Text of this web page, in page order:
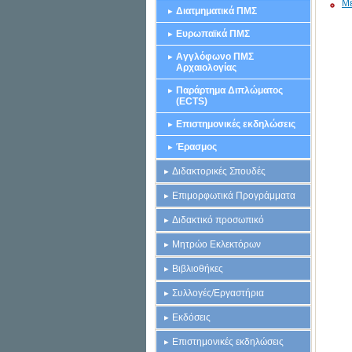
Διατμηματικά ΠΜΣ
Ευρωπαϊκά ΠΜΣ
Αγγλόφωνο ΠΜΣ
Αρχαιολογίας
Παράρτημα Διπλώματος
(ΕCTS)
Επιστημονικές εκδηλώσεις
Έρασμος
Διδακτορικές Σπουδές
Επιμορφωτικά Προγράμματα
Διδακτικό προσωπικό
Μητρώο Εκλεκτόρων
Βιβλιοθήκες
Συλλογές/Εργαστήρια
Εκδόσεις
Επιστημονικές εκδηλώσεις